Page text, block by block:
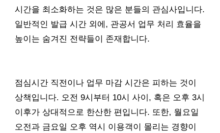
시간을 최소화하는 것은 많은 분들의 관심사입니다.
일반적인 발급 시간 외에, 관공서 업무 처리 효율을
높이는 숨겨진 전략들이 존재합니다.
점심시간 직전이나 업무 마감 시간은 피하는 것이
상책입니다. 오전 9시부터 10시 사이, 혹은 오후 3시
이후가 상대적으로 한산한 편입니다. 또한, 월요일
오전과 금요일 오후 역시 이용객이 몰리는 경향이